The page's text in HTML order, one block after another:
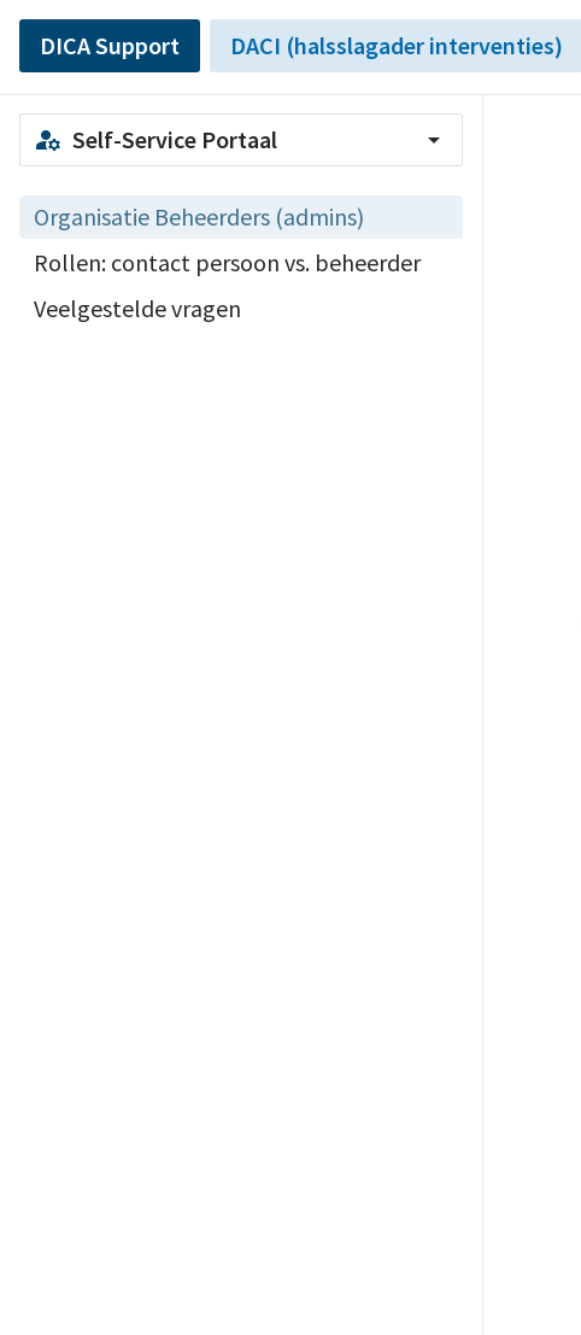
DICA Support DACI (halsslagader interventies)
manage_accounts Self-Service Portaal arrow_drop_down
Organisatie Beheerders (admins)
Rollen: contact persoon vs. beheerder
Veelgestelde vragen